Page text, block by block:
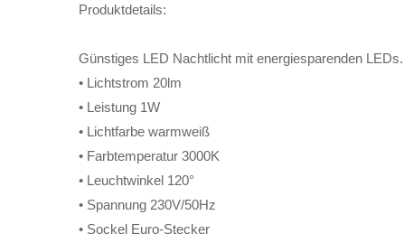
Produktdetails:
Günstiges LED Nachtlicht mit energiesparenden
• Lichtstrom 20lm
• Leistung 1W
• Lichtfarbe warmweiß
• Farbtemperatur 3000K
• Leuchtwinkel 120°
• Spannung 230V/50Hz
• Sockel Euro-Stecker